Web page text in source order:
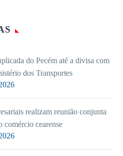
do Pecém até a divisa com
dos Transportes
realizam reunião conjunta
comércio cearense